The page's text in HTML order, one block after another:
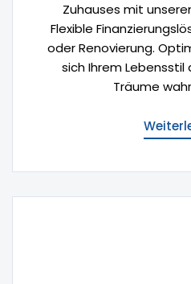
Zuhauses mit
Flexible
oder Renovierung.
sich Ihrem Lebensstil
Träume